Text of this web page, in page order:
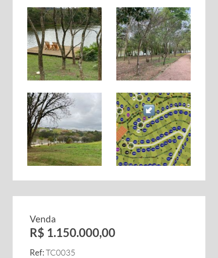
Venda
R$ 1.150.000,00
Ref:TC0035